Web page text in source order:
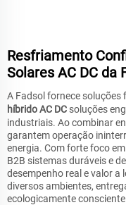
Resfriamento
Solares AC DC da
A Fadsol fornece soluções
híbrido AC DC soluções
industriais. Ao combinar
garantem operação
energia. Com forte foco
B2B sistemas duráveis e
desempenho real e valor
diversos ambientes,
ecologicamente